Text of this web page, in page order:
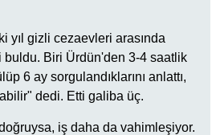
yıl gizli cezaevleri arasında
buldu. Biri Ürdün'den 3-4 saatlik
6 ay sorgulandıklarını anlattı,
dedi. Etti galiba üç.
iş daha da vahimleşiyor.